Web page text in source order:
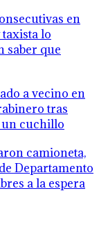
en
lo
saber que
a vecino en
tras
un cuchillo
camioneta,
Departamento
a la espera